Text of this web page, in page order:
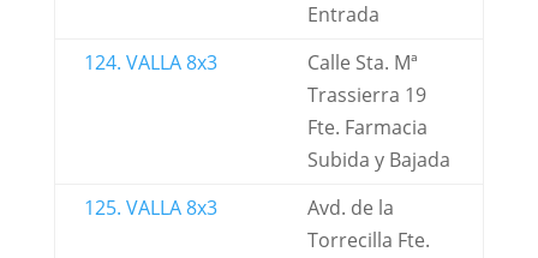
Entrada
124. VALLA 8x3
Calle Sta. Mª
Trassierra 19
Fte. Farmacia
Subida y Bajada
125. VALLA 8x3
Avd. de la
Torrecilla Fte.